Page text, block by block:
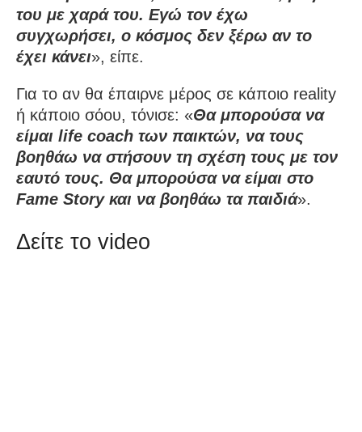
του με χαρά του. Εγώ τον έχω
συγχωρήσει, ο κόσμος δεν ξέρω αν το
έχει κάνει», είπε.
Για το αν θα έπαιρνε μέρος σε κάποιο reality
ή κάποιο σόου, τόνισε: «Θα μπορούσα να
είμαι life coach των παικτών, να τους
βοηθάω να στήσουν τη σχέση τους με τον
εαυτό τους. Θα μπορούσα να είμαι στο
Fame Story και να βοηθάω τα παιδιά».
Δείτε το video